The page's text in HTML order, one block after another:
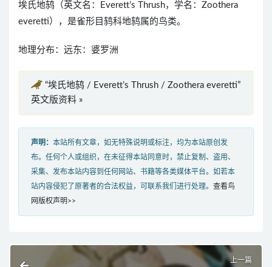
埃氏地鸫（英文名：Everett’s Thrush，学名：Zoothera
everetti），是雀形目鸫科地鸫属的鸟类。
地理分布：远东：婆罗洲
“埃氏地鸫 / Everett’s Thrush / Zoothera everetti”
英文版资料 »
声明： 本站所有文章，如无特殊说明或标注，均为本站原创发
布。任何个人或组织，在未征得本站同意时，禁止复制、盗用、
采集、发布本站内容到任何网站、书籍等各类媒体平台。如若本
站内容侵犯了原著者的合法权益，可联系我们进行处理。 查看鸟
网版权声明>>
上一篇